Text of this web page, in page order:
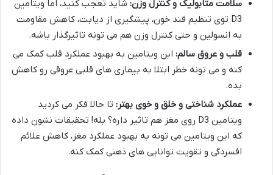
سلامت متابولیک و کنترل وزن: شاید تعجب کنید، اما ویتامین
D3 توی تنظیم قند خون، پیشگیری از دیابت، کاهش مقاومت
به انسولین و حتی کنترل وزن هم می تونه تاثیرگذار باشه.
قلب و عروق سالم: این ویتامین به بهبود عملکرد قلب کمک می
کنه و می تونه خطر ابتلا به بیماری های قلبی عروقی رو کاهش
بده.
عملکرد شناختی و خلق و خوی بهتر: تا حالا فکر می کردید
ویتامین D3 روی مغز هم تاثیر داره؟ بله! تحقیقات نشون داده
که این ویتامین می تونه به بهبود عملکرد مغز، کاهش علائم
افسردگی و تقویت توانایی های ذهنی کمک کنه.